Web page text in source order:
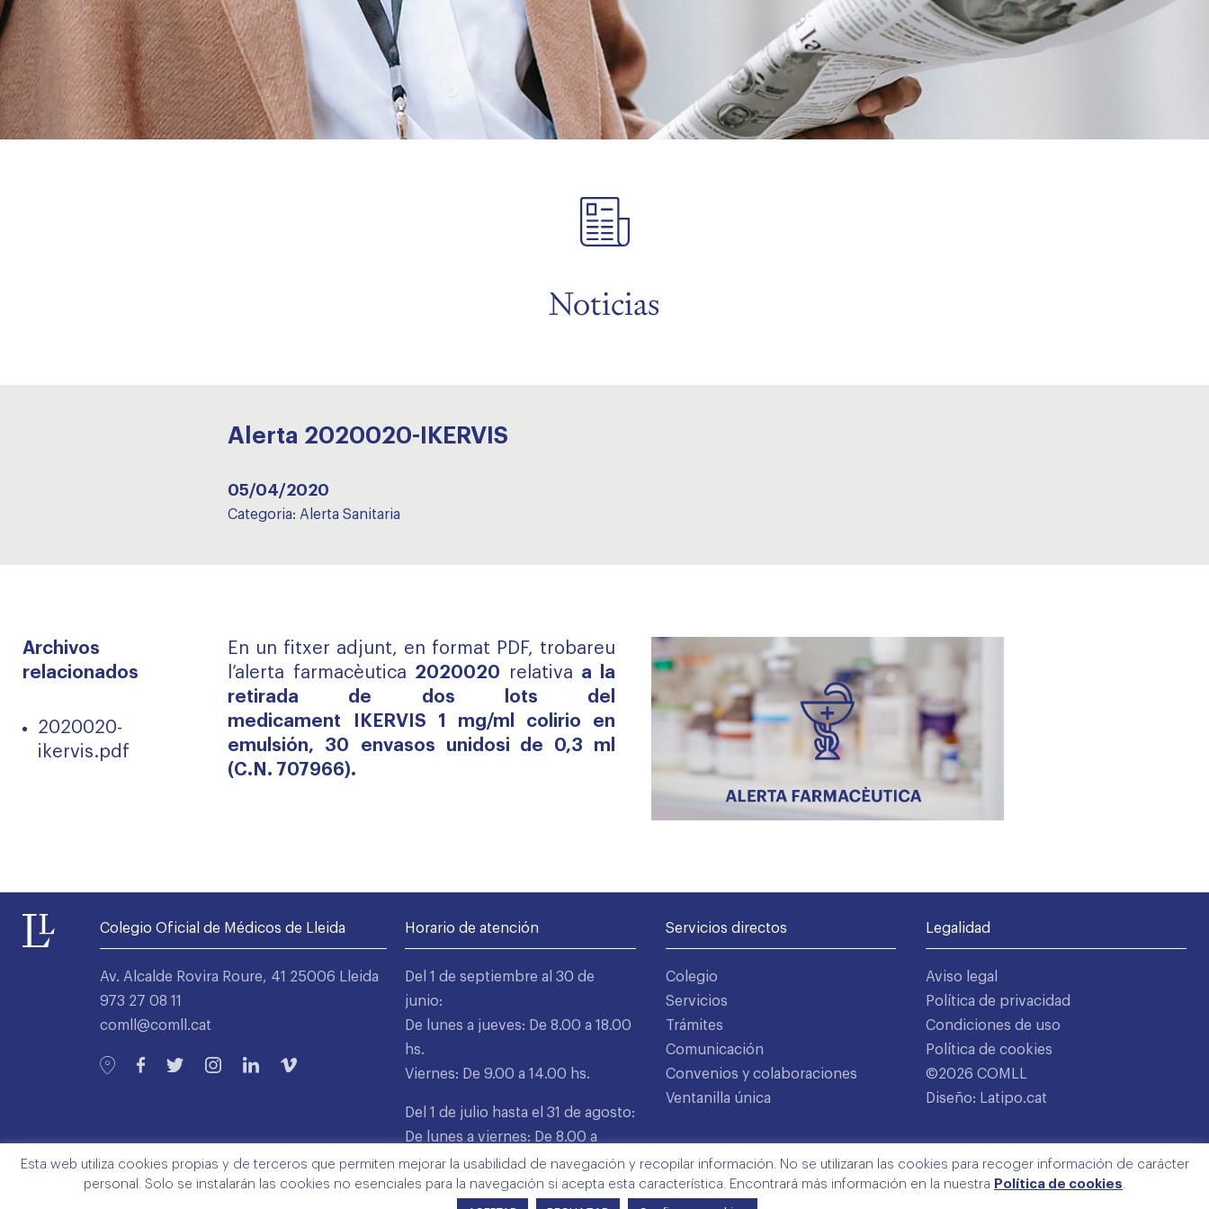
Noticias
Alerta 2020020-IKERVIS
05/04/2020
Categoria: Alerta Sanitaria
Archivos
relacionados
2020020-
ikervis.pdf
En un fitxer adjunt, en format PDF, trobareu
l’alerta farmacèutica 2020020 relativa a la
retirada de dos lots del
medicament
IKERVIS 1 mg/ml colirio en
emulsión, 30 envasos unidosi de 0,3 ml
(C.N. 707966).
Colegio Oficial de Médicos de Lleida
Av. Alcalde Rovira Roure, 41 25006 Lleida
973 27 08 11
comll@comll.cat
Horario de atención
Del 1 de septiembre al 30 de
junio:
De lunes a jueves: De 8.00 a 18.00
hs.
Viernes: De 9.00 a 14.00 hs.
Del 1 de julio hasta el 31 de agosto:
De lunes a viernes: De 8.00 a
15.00 hs.
Servicios directos
Colegio
Servicios
Trámites
Comunicación
Convenios y colaboraciones
Ventanilla única
Legalidad
Aviso legal
Política de privacidad
Condiciones de uso
Política de cookies
©2026 COMLL
Diseño: Latipo.cat
Esta web utiliza cookies propias y de terceros que permiten mejorar la usabilidad de navegación y recopilar información. No se utilizaran las cookies para recoger información de carácter
personal. Solo se instalarán las cookies no esenciales para la navegación si acepta esta característica. Encontrará más información en la nuestra Política de cookies.